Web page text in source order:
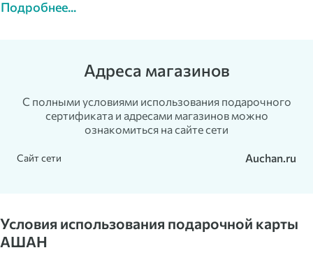
Подробнее...
Адреса магазинов
С полными условиями использования подарочного
сертификата и адресами магазинов можно
ознакомиться на сайте сети
Сайт сети Auchan.ru
Условия использования подарочной карты
АШАН